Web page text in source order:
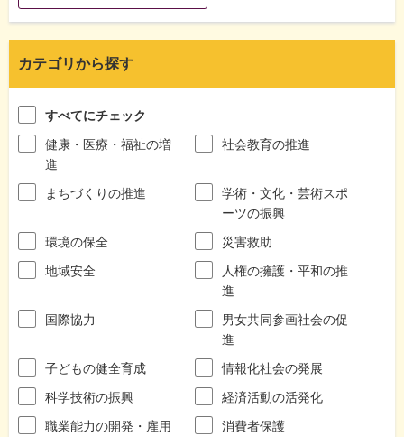
カテゴリから探す
すべてにチェック
健康・医療・福祉の増
進
社会教育の推進
まちづくりの推進
学術・文化・芸術スポ
ーツの振興
環境の保全
災害救助
地域安全
人権の擁護・平和の推
進
国際協力
男女共同参画社会の促
進
子どもの健全育成
情報化社会の発展
科学技術の振興
経済活動の活発化
職業能力の開発・雇用
消費者保護